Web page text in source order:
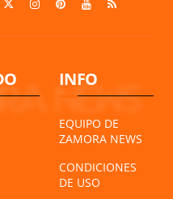
INFO
EQUIPO DE
ZAMORA NEWS
CONDICIONES
DE USO